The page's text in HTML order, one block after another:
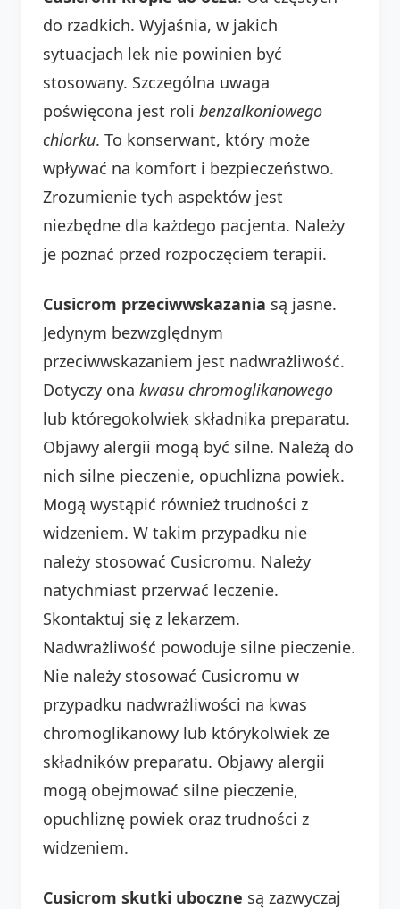
do rzadkich. Wyjaśnia, w jakich
sytuacjach lek nie powinien być
stosowany. Szczególna uwaga
poświęcona jest roli benzalkoniowego
chlorku. To konserwant, który może
wpływać na komfort i bezpieczeństwo.
Zrozumienie tych aspektów jest
niezbędne dla każdego pacjenta. Należy
je poznać przed rozpoczęciem terapii.
Cusicrom przeciwwskazania są jasne.
Jedynym bezwzględnym
przeciwwskazaniem jest nadwrażliwość.
Dotyczy ona kwasu chromoglikanowego
lub któregokolwiek składnika preparatu.
Objawy alergii mogą być silne. Należą do
nich silne pieczenie, opuchlizna powiek.
Mogą wystąpić również trudności z
widzeniem. W takim przypadku nie
należy stosować Cusicromu. Należy
natychmiast przerwać leczenie.
Skontaktuj się z lekarzem.
Nadwrażliwość powoduje silne pieczenie.
Nie należy stosować Cusicromu w
przypadku nadwrażliwości na kwas
chromoglikanowy lub którykolwiek ze
składników preparatu. Objawy alergii
mogą obejmować silne pieczenie,
opuchliznę powiek oraz trudności z
widzeniem.
Cusicrom skutki uboczne są zazwyczaj